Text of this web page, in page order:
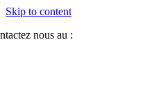
Skip to content
nous au :